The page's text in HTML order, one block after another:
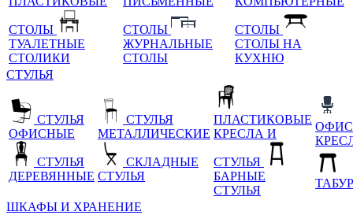
СТОЛЫ
ТУАЛЕТНЫЕ
СТОЛИКИ
СТОЛЫ
ЖУРНАЛЬНЫЕ
СТОЛЫ
СТОЛЫ
СТОЛЫ НА
КУХНЮ
СТУЛЬЯ
СТУЛЬЯ
ОФИСНЫЕ
СТУЛЬЯ
ДЕРЕВЯННЫЕ
СТУЛЬЯ
МЕТАЛЛИЧЕСКИЕ
СКЛАДНЫЕ
СТУЛЬЯ
ПЛАСТИКОВЫЕ
КРЕСЛА И
СТУЛЬЯ
БАРНЫЕ
СТУЛЬЯ
ШКАФЫ И ХРАНЕНИЕ